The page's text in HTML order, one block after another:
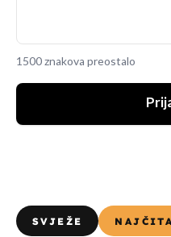
1500 znakova preostalo
SVJEŽE